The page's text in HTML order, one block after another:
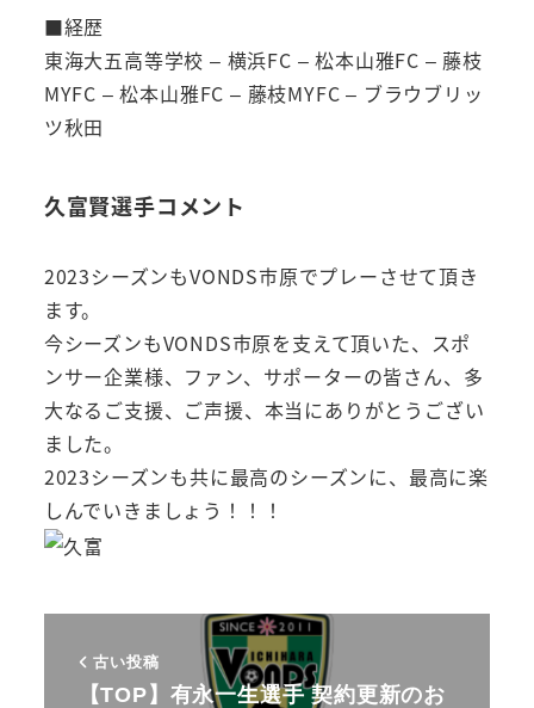
■経歴
東海大五高等学校 – 横浜FC – 松本山雅FC – 藤枝
MYFC – 松本山雅FC – 藤枝MYFC – ブラウブリッ
ツ秋田
久富賢選手コメント
2023シーズンもVONDS市原でプレーさせて頂き
ます。
今シーズンもVONDS市原を支えて頂いた、スポ
ンサー企業様、ファン、サポーターの皆さん、多
大なるご支援、ご声援、本当にありがとうござい
ました。
2023シーズンも共に最高のシーズンに、最高に楽
しんでいきましょう！！！
古い投稿
【TOP】有永一生選手 契約更新のお